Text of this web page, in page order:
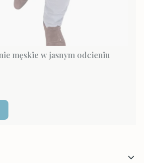
męskie w jasnym odcieniu